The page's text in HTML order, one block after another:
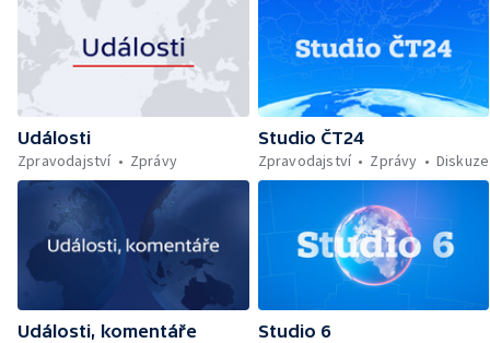
Události
Zpravodajství
Zprávy
Studio ČT24
Zpravodajství
Zprávy Diskuze
Události, komentáře
Studio 6